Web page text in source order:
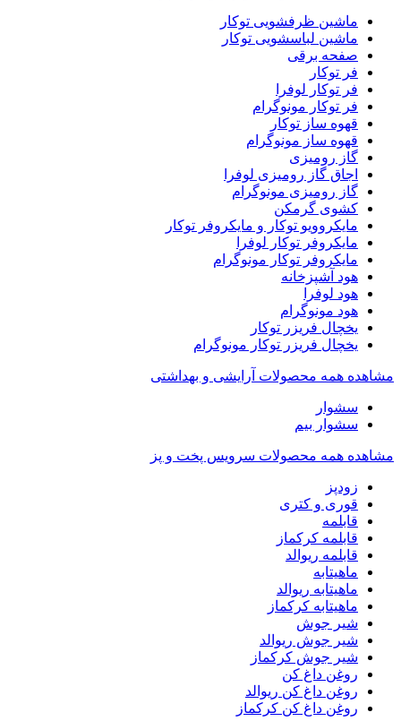
ماشین ظرفشویی توکار
ماشین لباسشویی توکار
صفحه برقی
فر توکار
فر توکار لوفرا
فر توکار مونوگرام
قهوه ساز توکار
قهوه ساز مونوگرام
گاز رومیزی
اجاق گاز رومیزی لوفرا
گاز رومیزی مونوگرام
کشوی گرمکن
مایکروویو توکار و مایکروفر توکار
مایکروفر توکار لوفرا
مایکروفر توکار مونوگرام
هود آشپزخانه
هود لوفرا
هود مونوگرام
یخچال فریزر توکار
یخچال فریزر توکار مونوگرام
مشاهده همه محصولات آرایشی و بهداشتی
سشوار
سشوار بیم
مشاهده همه محصولات سرویس پخت و پز
زودپز
قوری و کتری
قابلمه
قابلمه کرکماز
قابلمه ریوالد
ماهیتابه
ماهیتابه ریوالد
ماهیتابه کرکماز
شیر جوش
شیر جوش ریوالد
شیر جوش کرکماز
روغن داغ کن
روغن داغ کن ریوالد
روغن داغ کن کرکماز